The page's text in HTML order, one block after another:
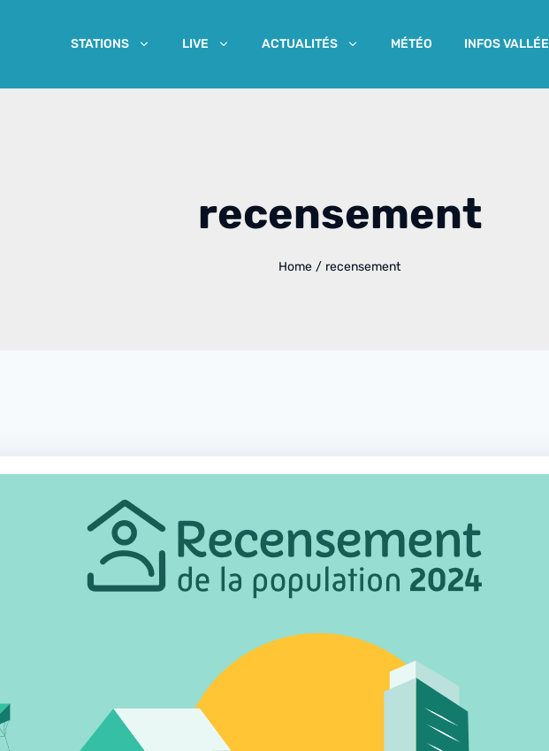
STATIONS LIVE ACTUALITÉS MÉTÉO INFOS VALLÉE
recensement
Home / recensement